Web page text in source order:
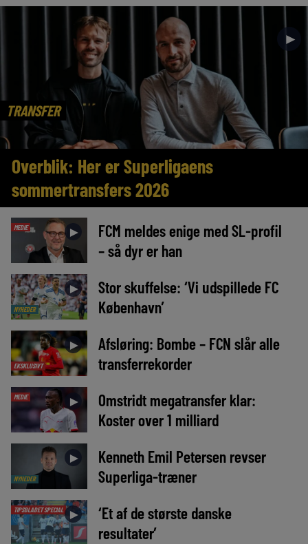
TRANSFER
►
Overblik: Her er Superligaens
sommertransfers 2026
MEDIE ►
FCM meldes enige med SL-profil
– så dyr er han
NYHEDER
►
Stor skuffelse: ‘Vi udspillede FC
København’
EKSKLUSIVT
►
Afsløring: Bombe – FCN slår alle
transferrekorder
MEDIE ►
Omstridt megatransfer klar:
Koster over 1 milliard
NYHEDER
►
Kenneth Emil Petersen revser
Superliga-træner
TIPSBLADET SPECIAL ►
‘Et af de største danske
resultater’